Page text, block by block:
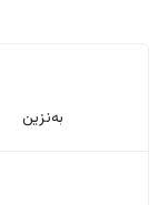
بەنزین